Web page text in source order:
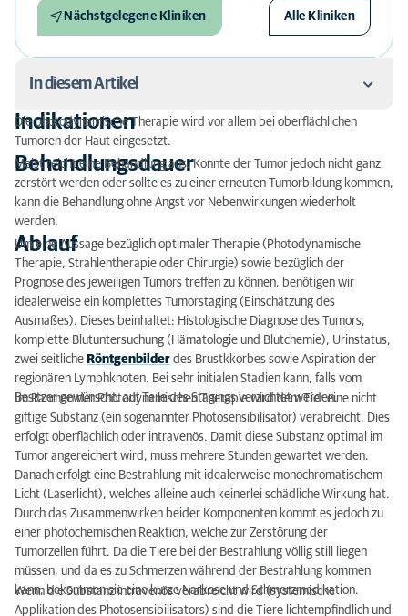
Nächstgelegene Kliniken Alle Kliniken
In diesem Artikel
Indikationen
Behandlungsdauer
Ablauf
Nebenwirkungen
Indikationen
Die photodynamische Therapie wird vor allem bei oberflächlichen
Tumoren der Haut eingesetzt.
Behandlungsdauer
Meist reicht eine Behandlung aus. Konnte der Tumor jedoch nicht ganz
zerstört werden oder sollte es zu einer erneuten Tumorbildung kommen,
kann die Behandlung ohne Angst vor Nebenwirkungen wiederholt
werden.
Ablauf
Um eine Aussage bezüglich optimaler Therapie (Photodynamische
Therapie, Strahlentherapie oder Chirurgie) sowie bezüglich der
Prognose des jeweiligen Tumors treffen zu können, benötigen wir
idealerweise ein komplettes Tumorstaging (Einschätzung des
Ausmaßes). Dieses beinhaltet: Histologische Diagnose des Tumors,
komplette Blutuntersuchung (Hämatologie und Blutchemie), Urinstatus,
zwei seitliche Röntgenbilder des Brustkkorbes sowie Aspiration der
regionären Lymphknoten. Bei sehr initialen Stadien kann, falls vom
Besitzer gewünscht, auf Teile des Stagings verzichtet werden.
Im Rahmen der Photodynamischen Therapie wird dem Tier eine nicht
giftige Substanz (ein sogenannter Photosensibilisator) verabreicht. Dies
erfolgt oberflächlich oder intravenös. Damit diese Substanz optimal im
Tumor angereichert wird, muss mehrere Stunden gewartet werden.
Danach erfolgt eine Bestrahlung mit idealerweise monochromatischem
Licht (Laserlicht), welches alleine auch keinerlei schädliche Wirkung hat.
Durch das Zusammenwirken beider Komponenten kommt es jedoch zu
einer photochemischen Reaktion, welche zur Zerstörung der
Tumorzellen führt. Da die Tiere bei der Bestrahlung völlig still liegen
müssen, und da es zu Schmerzen während der Bestrahlung kommen
kann, bekommen sie eine kurze Narkose und Schmerzmedikation.
Wenn die Substanz intravenös verabreicht wird (systemische
Applikation des Photosensibilisators) sind die Tiere lichtempfindlich und